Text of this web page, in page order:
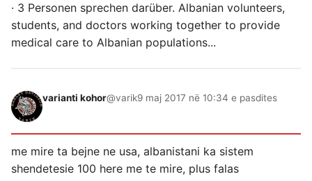
· 3 Personen sprechen darüber. Albanian volunteers,
students, and doctors working together to provide
medical care to Albanian populations...
varianti kohor@varik9 maj 2017 në 10:34 e pasdites
me mire ta bejne ne usa, albanistani ka sistem
shendetesie 100 here me te mire, plus falas